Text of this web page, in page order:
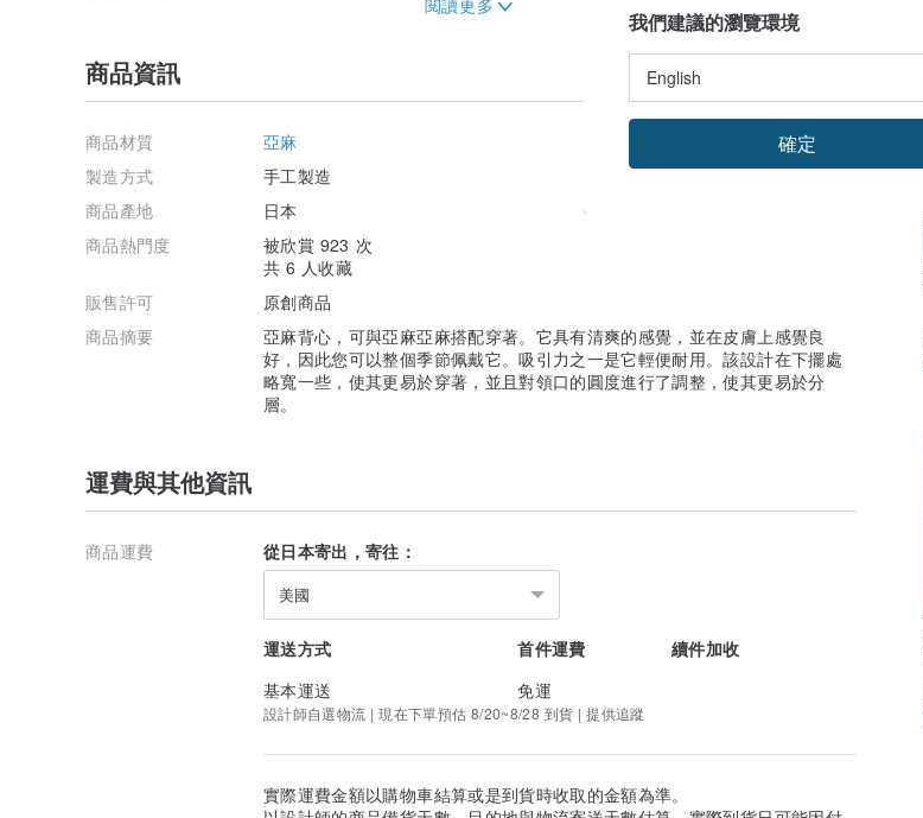
[工作人員穿著感]
長度大約是臀部的一半。儘管整體輪廓較為寬鬆，但它是一款不錯的背心，因為其頸圍比以前的設計
窄，因此可以作為內部或外部使用。
●身高163厘米/體重53公斤/正常ML尺寸穿著
背心的輪廓非常漂亮，即使您有點不願意伸出手臂，您也會想要伸出手臂並戴上它們。較深的顏色幾
乎是看不見的，而較淺的顏色則更透明。同樣，起初，織物可能會因為堅硬而顯得很大，並且表面的
纖維可能會蓬鬆，但澆水後會平靜下來。
【顏色變化】
白色：jp.pinkoi.com/product/UqPQzNLy
jp.pinkoi.com/product/TLQdtx4N
jp.pinkoi.com/product/t4kCPEvu
jp.pinkoi.com/product/FCx6gw3a
黑色：jp.pinkoi.com/product/A5RKeNNK
商品資訊
商品材質
亞麻
製造方式
手工製造
商品產地
日本
商品熱門度
被欣賞 923 次
共 6 人收藏
販售許可
原創商品
商品摘要
亞麻背心，可與亞麻亞麻搭配穿著。它具有清爽的感覺，並在皮膚上感覺良
好，因此您可以整個季節佩戴它。吸引力之一是它輕便耐用。該設計在下擺處
略寬一些，使其更易於穿著，並且對領口的圓度進行了調整，使其更易於分
層。
運費與其他資訊
商品運費 從日本寄出，寄往：
美國
運送方式 首件運費
續件加收
基本運送
免運
設計師自選物流 | 現在下單預估 8/20~8/28 到貨 | 提供追蹤
實際運費金額以購物車結算或是到貨時收取的金額為準。
我們建議的瀏覽環境
確定